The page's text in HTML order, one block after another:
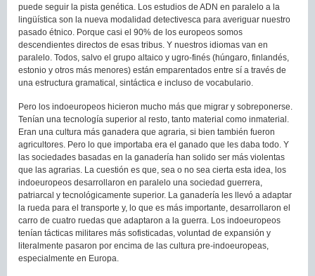
puede seguir la pista genética. Los estudios de ADN en paralelo a la
lingüística son la nueva modalidad detectivesca para averiguar nuestro
pasado étnico. Porque casi el 90% de los europeos somos
descendientes directos de esas tribus. Y nuestros idiomas van en
paralelo. Todos, salvo el grupo altaico y ugro-finés (húngaro, finlandés,
estonio y otros más menores) están emparentados entre sí a través de
una estructura gramatical, sintáctica e incluso de vocabulario.
Pero los indoeuropeos hicieron mucho más que migrar y sobreponerse.
Tenían una tecnología superior al resto, tanto material como inmaterial.
Eran una cultura más ganadera que agraria, si bien también fueron
agricultores. Pero lo que importaba era el ganado que les daba todo. Y
las sociedades basadas en la ganadería han solido ser más violentas
que las agrarias. La cuestión es que, sea o no sea cierta esta idea, los
indoeuropeos desarrollaron en paralelo una sociedad guerrera,
patriarcal y tecnológicamente superior. La ganadería les llevó a adaptar
la rueda para el transporte y, lo que es más importante, desarrollaron el
carro de cuatro ruedas que adaptaron a la guerra. Los indoeuropeos
tenían tácticas militares más sofisticadas, voluntad de expansión y
literalmente pasaron por encima de las cultura pre-indoeuropeas,
especialmente en Europa.